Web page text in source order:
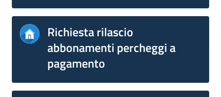
Richiesta rilascio
abbonamenti percheggi a
pagamento